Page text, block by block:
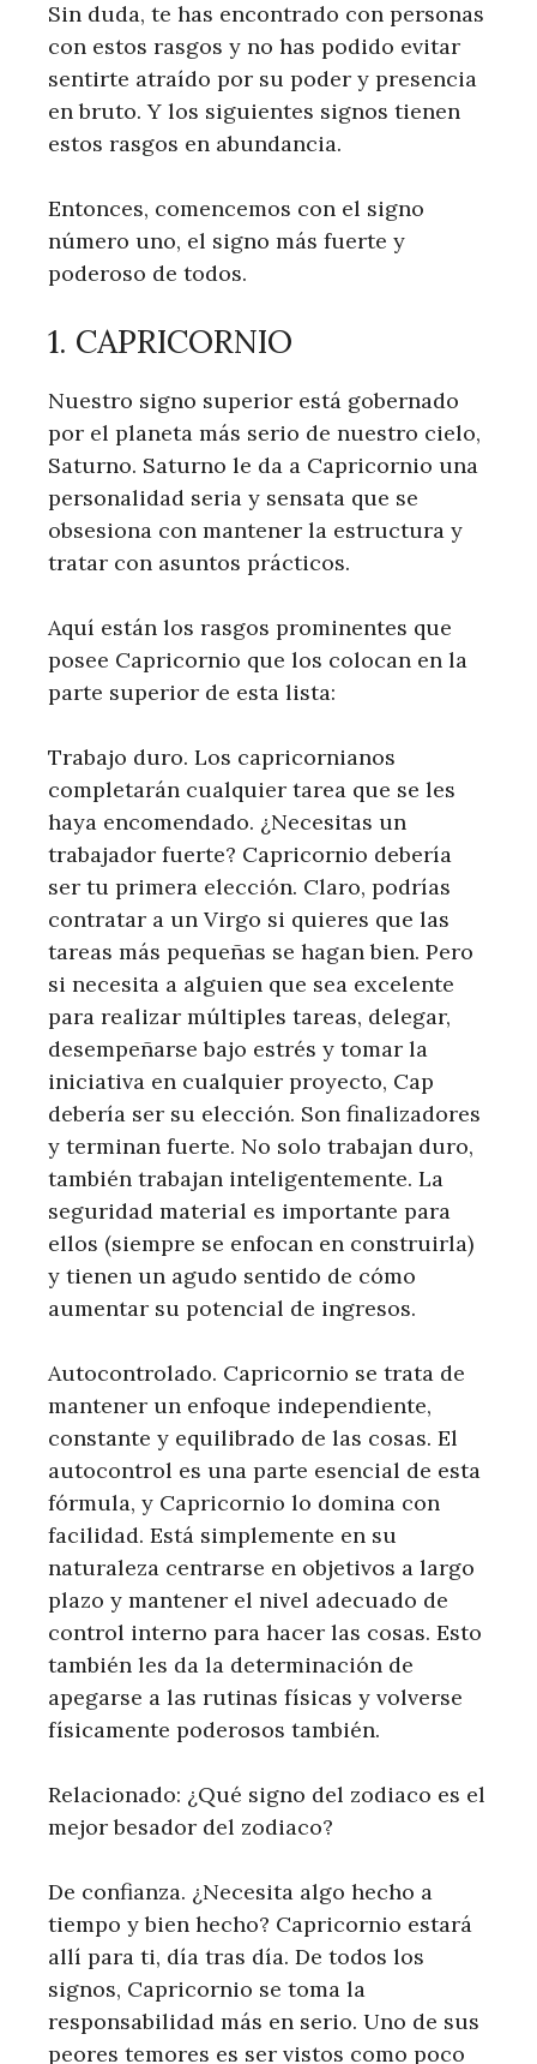
Sin duda, te has encontrado con personas
con estos rasgos y no has podido evitar
sentirte atraído por su poder y presencia
en bruto. Y los siguientes signos tienen
estos rasgos en abundancia.
Entonces, comencemos con el signo
número uno, el signo más fuerte y
poderoso de todos.
1. CAPRICORNIO
Nuestro signo superior está gobernado
por el planeta más serio de nuestro cielo,
Saturno. Saturno le da a Capricornio una
personalidad seria y sensata que se
obsesiona con mantener la estructura y
tratar con asuntos prácticos.
Aquí están los rasgos prominentes que
posee Capricornio que los colocan en la
parte superior de esta lista:
Trabajo duro. Los capricornianos
completarán cualquier tarea que se les
haya encomendado. ¿Necesitas un
trabajador fuerte? Capricornio debería
ser tu primera elección. Claro, podrías
contratar a un Virgo si quieres que las
tareas más pequeñas se hagan bien. Pero
si necesita a alguien que sea excelente
para realizar múltiples tareas, delegar,
desempeñarse bajo estrés y tomar la
iniciativa en cualquier proyecto, Cap
debería ser su elección. Son finalizadores
y terminan fuerte. No solo trabajan duro,
también trabajan inteligentemente. La
seguridad material es importante para
ellos (siempre se enfocan en construirla)
y tienen un agudo sentido de cómo
aumentar su potencial de ingresos.
Autocontrolado. Capricornio se trata de
mantener un enfoque independiente,
constante y equilibrado de las cosas. El
autocontrol es una parte esencial de esta
fórmula, y Capricornio lo domina con
facilidad. Está simplemente en su
naturaleza centrarse en objetivos a largo
plazo y mantener el nivel adecuado de
control interno para hacer las cosas. Esto
también les da la determinación de
apegarse a las rutinas físicas y volverse
físicamente poderosos también.
Relacionado: ¿Qué signo del zodiaco es el
mejor besador del zodiaco?
De confianza. ¿Necesita algo hecho a
tiempo y bien hecho? Capricornio estará
allí para ti, día tras día. De todos los
signos, Capricornio se toma la
responsabilidad más en serio. Uno de sus
peores temores es ser vistos como poco